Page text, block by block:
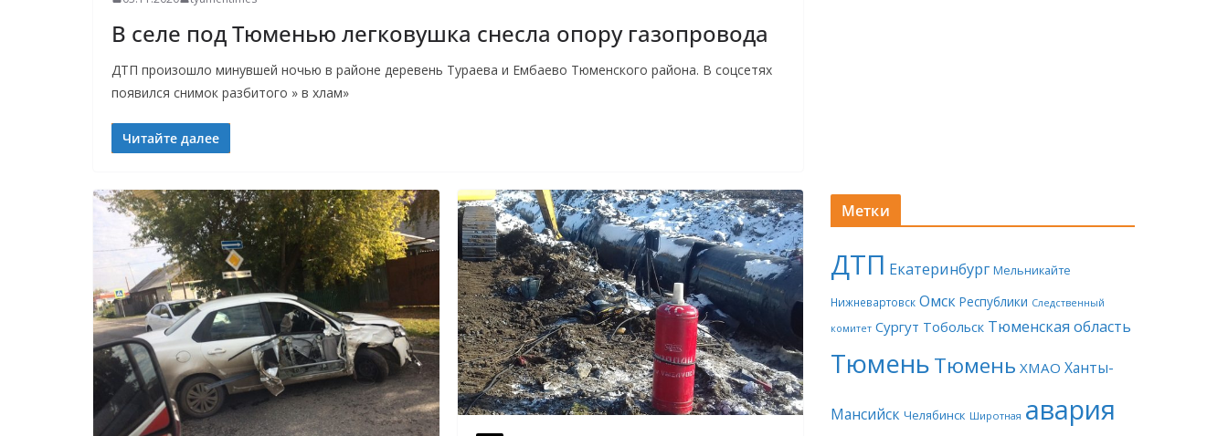
В селе под Тюменью легковушка снесла опору газопровода
ДТП произошло минувшей ночью в районе деревень Тураева и Ембаево Тюменского района. В соцсетях
появился снимок разбитого » в хлам»
Читайте далее
Метки
ДТП Екатеринбург Мельникайте
Нижневартовск Омск Республики Следственный
комитет Сургут Тобольск Тюменская область
ТюменьТюмень ХМАО Ханты-
Мансийск Челябинск Широтная авария